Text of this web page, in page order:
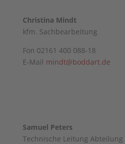
Christina Mindt
kfm. Sachbearbeitung
Fon 02161 400 088-18
E-Mail mindt@boddart.de
Samuel Peters
Technische Leitung Abteilung